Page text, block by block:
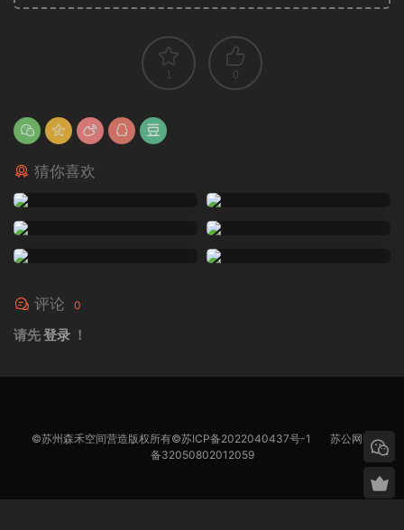
1 0
猜你喜欢
评论 0
请先登录 ！
©苏州森禾空间营造版权所有©苏ICP备2022040437号-1
苏公网安
备32050802012059